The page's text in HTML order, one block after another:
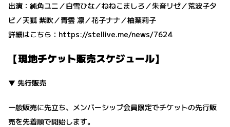
出演：純角ユニ／白雪ひな／ねねこましろ／朱音リゼ／荒波子タ
ビ／天狐 紫吹／青雲 凛／花子ナナ／柚葉莉子
詳細はこちら： https://stellive.me/news/7624
【現地チケット販売スケジュール】
▼ 先行販売
一般販売に先立ち、メンバーシップ会員限定でチケットの先行販
売を先着順で開始します。